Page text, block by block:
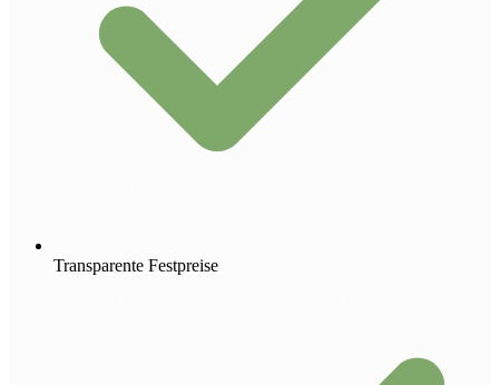
Transparente Festpreise